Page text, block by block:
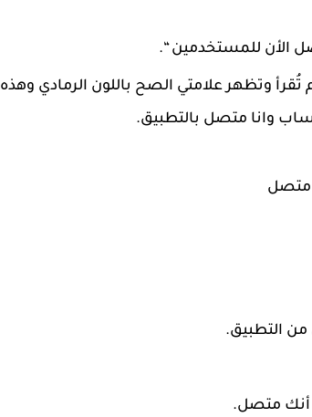
الأن للمستخدمين “.
وتظهر علامتي الصح باللون الرمادي وهذه
وانا متصل بالتطبيق.
من التطبيق.
أنك متصل.